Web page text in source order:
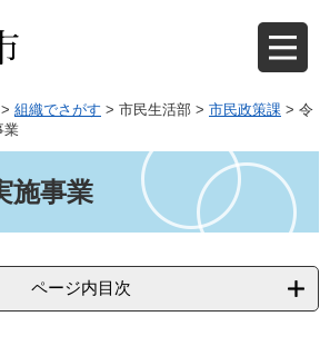
> 組織でさがす > 市民生活部 > 市民政策課 > 令
業
施事業
ページ内目次